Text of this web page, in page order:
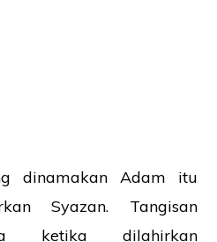
dinamakan Adam itu
Syazan. Tangisan
ketika dilahirkan